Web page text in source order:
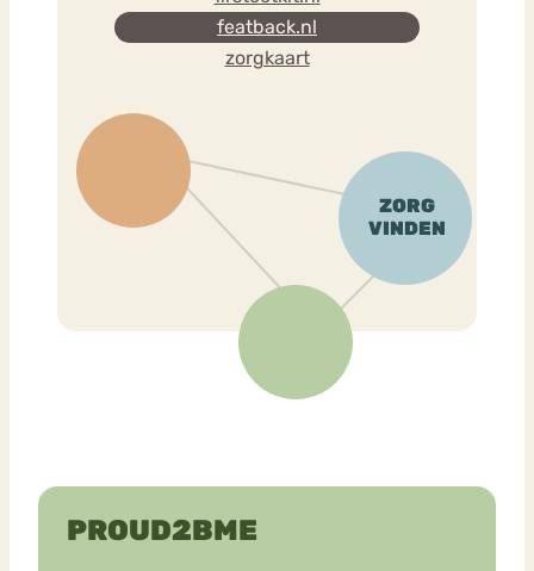
featback.nl
zorgkaart
PROUD2BME